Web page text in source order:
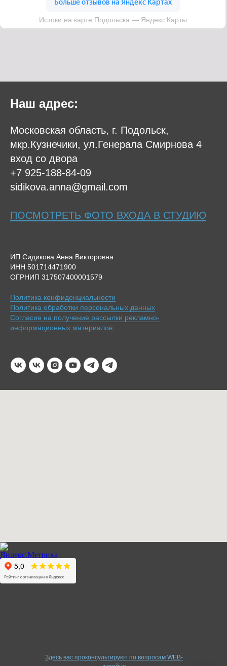
Наш адрес:
Московская область, г. Подольск,
мкр.Кузнечики, ул.Генерала Смирнова 4
вход со двора
+7 925-188-84-09
sidikova.anna@gmail.com
ПОСМОТРЕТЬ ФОТО ВХОДА В СТУДИЮ
ИП Сидикова Анна Викторовна
ИНН 501714471900
ОГРНИП 317507400001579
Политика конфиденциальности
Политика обработки персональных данных
Согласие на получение рассылки рекламно-
информационных материалов
Здесь вас проконсультируют по вопросам WEB-